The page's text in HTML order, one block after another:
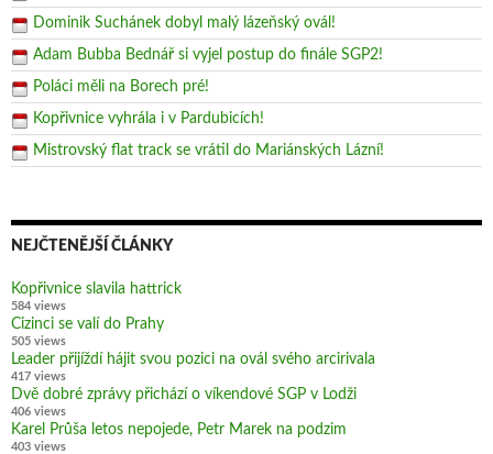
Dominik Suchánek dobyl malý lázeňský ovál!
Adam Bubba Bednář si vyjel postup do finále SGP2!
Poláci měli na Borech pré!
Kopřivnice vyhrála i v Pardubicích!
Mistrovský flat track se vrátil do Mariánských Lázní!
NEJČTENĚJŠÍ ČLÁNKY
Kopřivnice slavila hattrick
584 views
Cizinci se valí do Prahy
505 views
Leader přijíždí hájit svou pozici na ovál svého arcirivala
417 views
Dvě dobré zprávy přichází o víkendové SGP v Lodži
406 views
Karel Průša letos nepojede, Petr Marek na podzim
403 views